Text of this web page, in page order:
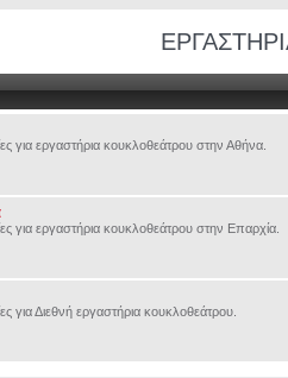
για εργαστήρια κουκλοθεάτρου στην Αθήνα.
για εργαστήρια κουκλοθεάτρου στην Επαρχία.
για Διεθνή εργαστήρια κουκλοθεάτρου.